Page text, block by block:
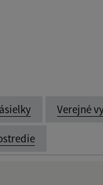
Verejné